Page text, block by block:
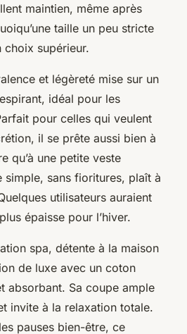
maintien, même après
taille un peu stricte
choix supérieur.
et légèreté mise sur un
idéal pour les
pour celles qui veulent
il se prête aussi bien à
qu’à une petite veste
simple, sans fioritures, plaît à
utilisateurs auraient
épaisse pour l’hiver.
spa, détente à la maison
de luxe avec un coton
absorbant. Sa coupe ample
invite à la relaxation totale.
pauses bien-être, ce